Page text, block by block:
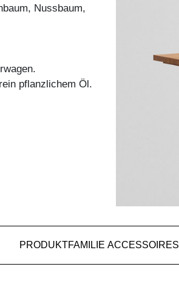
Nussbaum,
pflanzlichem Öl.
PRODUKTFAMILIE ACCESSOIRES